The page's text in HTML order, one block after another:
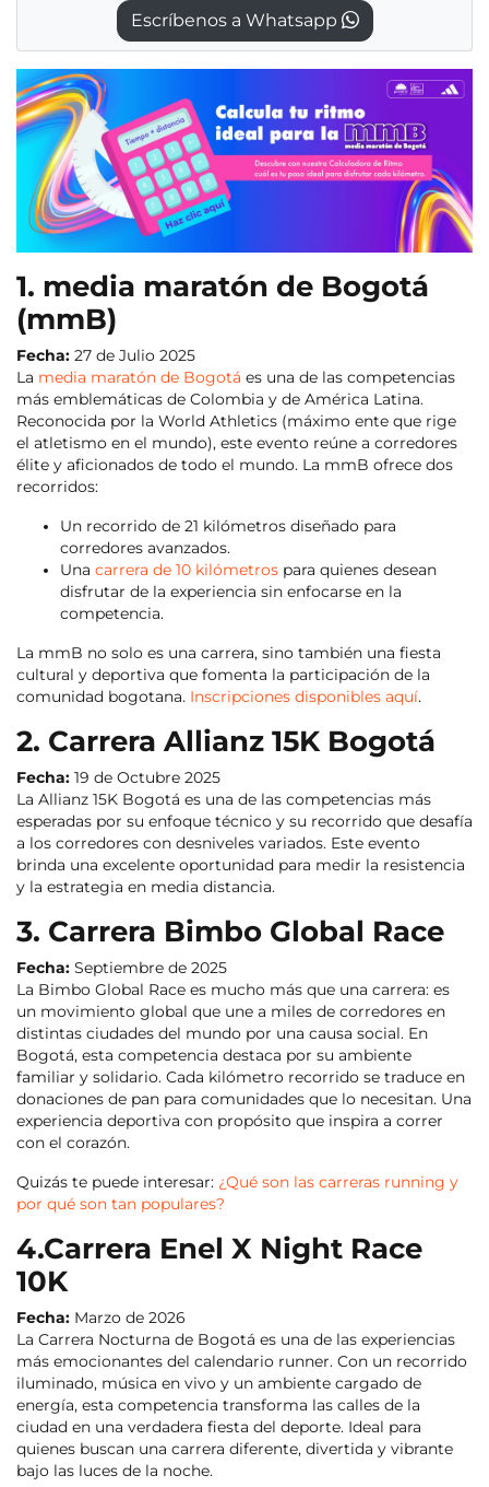
Escríbenos a Whatsapp
1. media maratón de Bogotá
(mmB)
Fecha: 27 de Julio 2025
La media maratón de Bogotá es una de las competencias
más emblemáticas de Colombia y de América Latina.
Reconocida por la World Athletics (máximo ente que rige
el atletismo en el mundo), este evento reúne a corredores
élite y aficionados de todo el mundo. La mmB ofrece dos
recorridos:
Un recorrido de 21 kilómetros diseñado para
corredores avanzados.
Una carrera de 10 kilómetros para quienes desean
disfrutar de la experiencia sin enfocarse en la
competencia.
La mmB no solo es una carrera, sino también una fiesta
cultural y deportiva que fomenta la participación de la
comunidad bogotana. Inscripciones disponibles aquí.
2. Carrera Allianz 15K Bogotá
Fecha: 19 de Octubre 2025
La Allianz 15K Bogotá es una de las competencias más
esperadas por su enfoque técnico y su recorrido que desafía
a los corredores con desniveles variados. Este evento
brinda una excelente oportunidad para medir la resistencia
y la estrategia en media distancia.
3. Carrera Bimbo Global Race
Fecha: Septiembre de 2025
La Bimbo Global Race es mucho más que una carrera: es
un movimiento global que une a miles de corredores en
distintas ciudades del mundo por una causa social. En
Bogotá, esta competencia destaca por su ambiente
familiar y solidario. Cada kilómetro recorrido se traduce en
donaciones de pan para comunidades que lo necesitan. Una
experiencia deportiva con propósito que inspira a correr
con el corazón.
Quizás te puede interesar: ¿Qué son las carreras running y
por qué son tan populares?
4.Carrera Enel X Night Race
10K
Fecha: Marzo de 2026
La Carrera Nocturna de Bogotá es una de las experiencias
más emocionantes del calendario runner. Con un recorrido
iluminado, música en vivo y un ambiente cargado de
energía, esta competencia transforma las calles de la
ciudad en una verdadera fiesta del deporte. Ideal para
quienes buscan una carrera diferente, divertida y vibrante
bajo las luces de la noche.